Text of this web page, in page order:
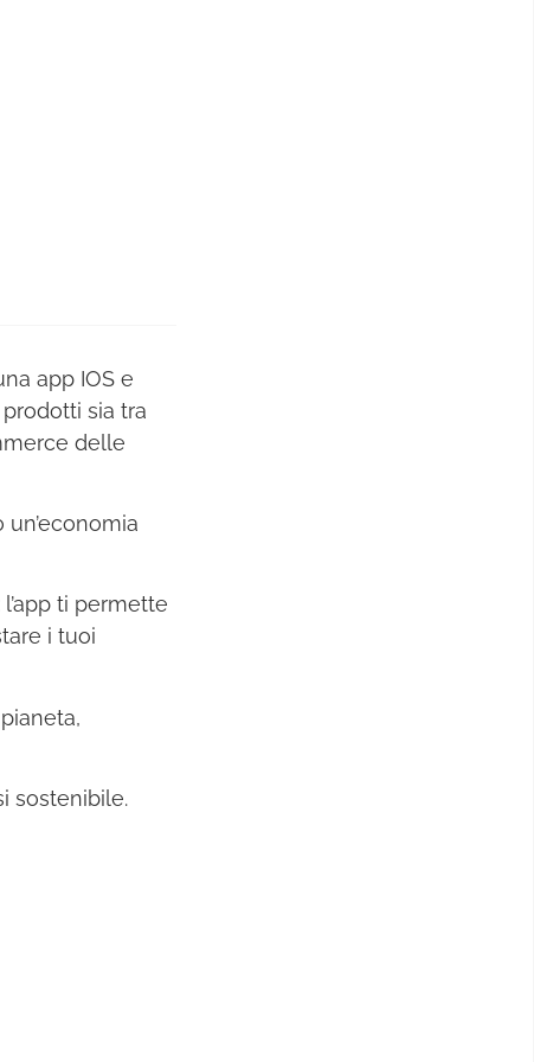
app IOS e
sia tra
delle
ti permette
i tuoi
sostenibile.